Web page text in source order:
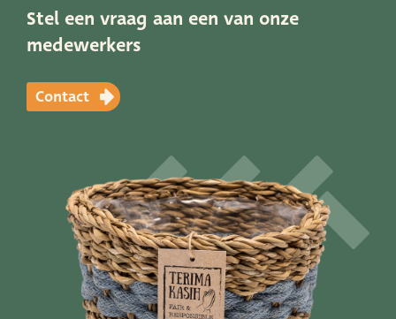
Terima Kasih
XXL-Products
TC Concept
Contact
SNEL NAAR
Stel een vraag aan een van onze
medewerkers
Contact